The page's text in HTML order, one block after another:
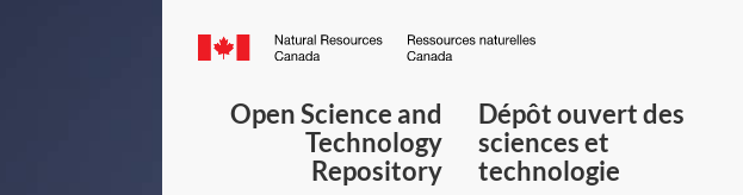
Canada.ca
du
Canada
Open Science and
Technology
Repository
Dépôt ouvert des
sciences et
technologie